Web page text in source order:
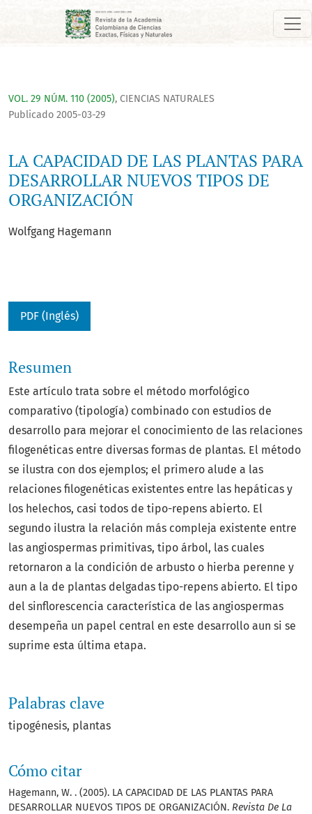
LA CAPACIDAD DE LAS PLANTAS PARA DESARROLLAR NUEVOS
VOL. 29 NÚM. 110 (2005), CIENCIAS NATURALES
LA CAPACIDAD DE LAS PLANTAS PARA
DESARROLLAR NUEVOS TIPOS DE
ORGANIZACIÓN
Publicado 2005-03-29
Wolfgang Hagemann
PDF (Inglés)
Palabras clave
tipogénesis plantas
Cómo citar
Hagemann, W. . (2005). LA CAPACIDAD DE LAS PLANTAS PARA
DESARROLLAR NUEVOS TIPOS DE ORGANIZACIÓN. Revista De La
Resumen
Este artículo trata sobre el método morfológico
comparativo (tipología) combinado con estudios de
desarrollo para mejorar el conocimiento de las relaciones
filogenéticas entre diversas formas de plantas. El método
se ilustra con dos ejemplos; el primero alude a las
relaciones filogenéticas existentes entre las hepáticas y
los helechos, casi todos de tipo-repens abierto. El
segundo ilustra la relación más compleja existente entre
las angiospermas primitivas, tipo árbol, las cuales
retornaron a la condición de arbusto o hierba perenne y
aun a la de plantas delgadas tipo-repens abierto. El tipo
del sinflorescencia característica de las angiospermas
desempeña un papel central en este desarrollo aun si se
suprime esta última etapa.